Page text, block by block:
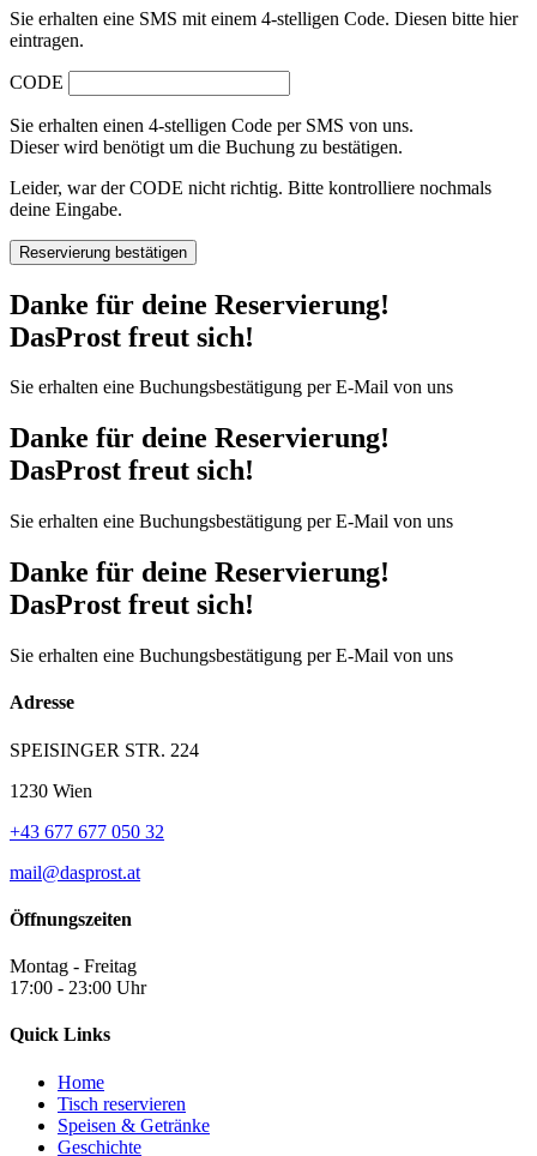
Sie erhalten eine SMS mit einem 4-stelligen Code. Diesen bitte hier
eintragen.
CODE
Sie erhalten einen 4-stelligen Code per SMS von uns.
Dieser wird benötigt um die Buchung zu bestätigen.
Leider, war der CODE nicht richtig. Bitte kontrolliere nochmals
deine Eingabe.
Reservierung bestätigen
Danke für deine Reservierung!
DasProst freut sich!
Sie erhalten eine Buchungsbestätigung per E-Mail von uns
Danke für deine Reservierung!
DasProst freut sich!
Sie erhalten eine Buchungsbestätigung per E-Mail von uns
Danke für deine Reservierung!
DasProst freut sich!
Sie erhalten eine Buchungsbestätigung per E-Mail von uns
Adresse
SPEISINGER STR. 224
1230 Wien
+43 677 677 050 32
mail@dasprost.at
Öffnungszeiten
Montag - Freitag
17:00 - 23:00 Uhr
Quick Links
Home
Tisch reservieren
Speisen & Getränke
Geschichte